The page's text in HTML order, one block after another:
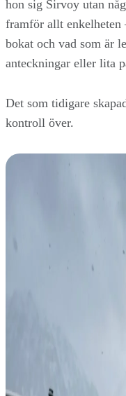
hon sig Sirvoy utan
framför allt enkelheten
bokat och vad som är
anteckningar eller lita
Det som tidigare
kontroll över.